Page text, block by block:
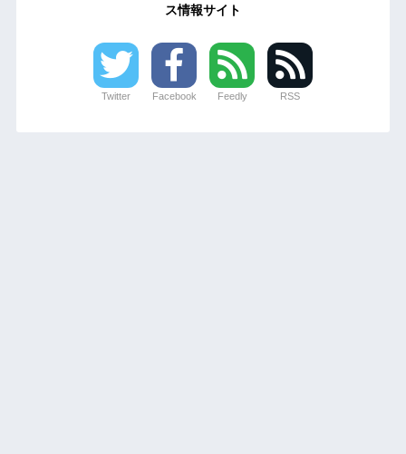
ス情報サイト
Twitter Facebook Feedly RSS